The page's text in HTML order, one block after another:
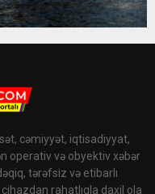
cəmiyyət, iqtisadiyyat,
operativ və obyektiv xəbər
tərəfsiz və etibarlı
rahatlıqla daxil ola